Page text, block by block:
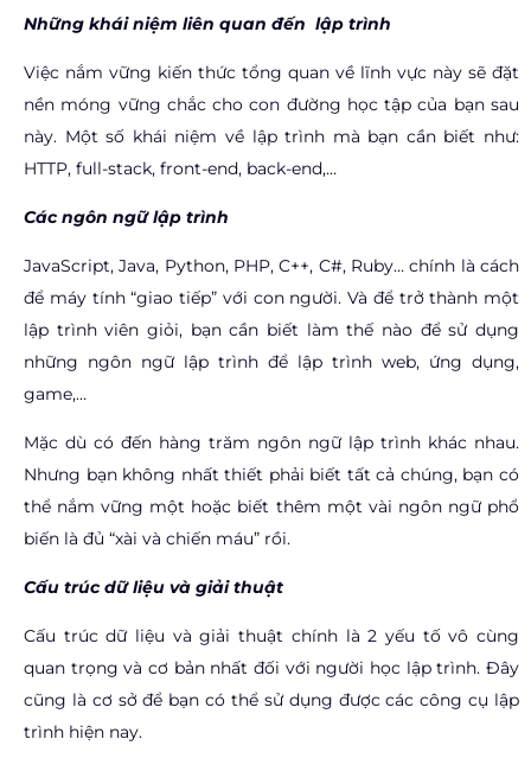
Những khái niệm liên quan đến lập trình
Việc nắm vững kiến thức tổng quan về lĩnh vực này sẽ đặt
nền móng vững chắc cho con đường học tập của bạn sau
này. Một số khái niệm về lập trình mà bạn cần biết như:
HTTP, full-stack, front-end, back-end,…
Các ngôn ngữ lập trình
JavaScript, Java, Python, PHP, C++, C#, Ruby… chính là cách
để máy tính “giao tiếp” với con người. Và để trở thành một
lập trình viên giỏi, bạn cần biết làm thế nào để sử dụng
những ngôn ngữ lập trình để lập trình web, ứng dụng,
game,…
Mặc dù có đến hàng trăm ngôn ngữ lập trình khác nhau.
Nhưng bạn không nhất thiết phải biết tất cả chúng, bạn có
thể nắm vững một hoặc biết thêm một vài ngôn ngữ phổ
biến là đủ “xài và chiến máu” rồi.
Cấu trúc dữ liệu và giải thuật
Cấu trúc dữ liệu và giải thuật chính là 2 yếu tố vô cùng
quan trọng và cơ bản nhất đối với người học lập trình. Đây
cũng là cơ sở để bạn có thể sử dụng được các công cụ lập
trình hiện nay.